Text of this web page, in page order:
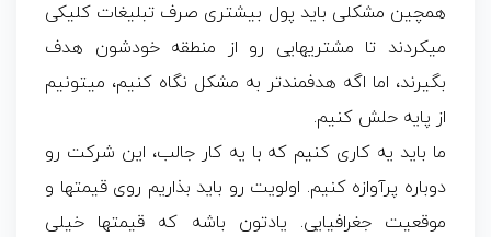
همچین مشکلی باید پول بیشتری صرف تبلیغات کلیکی
میکردند تا مشتریهایی رو از منطقه خودشون هدف
بگیرند، اما اگه هدفمندتر به مشکل نگاه کنیم، میتونیم
از پایه حلش کنیم.
ما باید یه کاری کنیم که با یه کار جالب، این شرکت رو
دوباره پرآوازه کنیم. اولویت رو باید بذاریم روی قیمتها و
موقعیت جغرافیایی. یادتون باشه که قیمتها خیلی